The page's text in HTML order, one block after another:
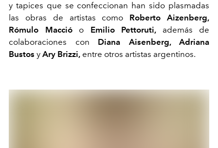
y tapices que se confeccionan han sido plasmadas
las obras de artistas como Roberto Aizenberg,
Rómulo Macció o Emilio Pettoruti, además de
colaboraciones con Diana Aisenberg, Adriana
Bustos y Ary Brizzi, entre otros artistas argentinos.